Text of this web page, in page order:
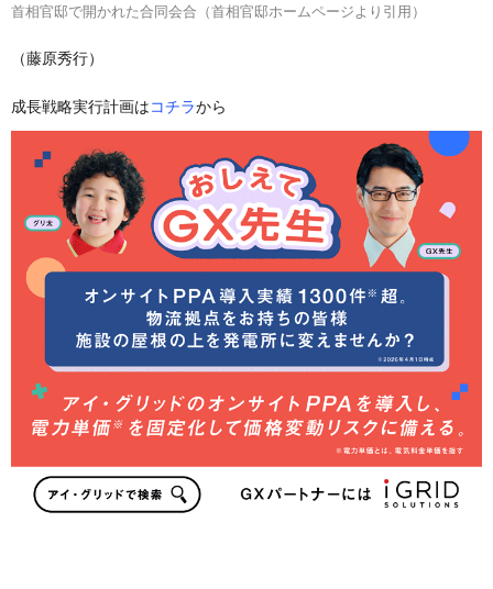
首相官邸で開かれた合同会合（首相官邸ホームページより引用）
（藤原秀行）
成長戦略実行計画はコチラから